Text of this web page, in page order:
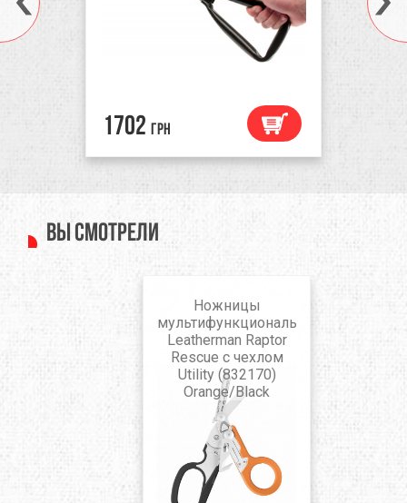
1702 грн
Вы смотрели
Ножницы
мультифункциональные
Leatherman Raptor
Rescue с чехлом
Utility (832170)
Orange/Black